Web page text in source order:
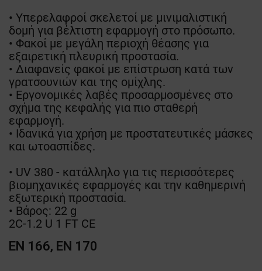
• Υπερελαφροί σκελετοί με μινιμαλιστική
δομή για βέλτιστη εφαρμογή στο πρόσωπο.
• Φακοί με μεγάλη περιοχή θέασης για
εξαιρετική πλευρική προστασία.
• Διαφανείς φακοί με επίστρωση κατά των
γρατσουνιών και της ομίχλης.
• Εργονομικές λαβές προσαρμοσμένες στο
σχήμα της κεφαλής για πιο σταθερή
εφαρμογή.
• Ιδανικά για χρήση με προστατευτικές μάσκες
και ωτοασπίδες.
• UV 380 - κατάλληλο για τις περισσότερες
βιομηχανικές εφαρμογές και την καθημερινή
εξωτερική προστασία.
• Βάρος: 22 g
2C-1.2 U 1 FT CE
EN 166, EN 170